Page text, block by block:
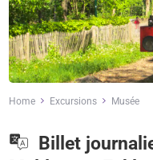
Home Excursions Musée
Billet